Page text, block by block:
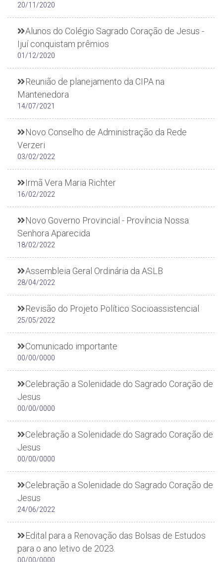
20/11/2020
Alunos do Colégio Sagrado Coração de Jesus -
Ijuí conquistam prêmios
01/12/2020
Reunião de planejamento da CIPA na
Mantenedora
14/07/2021
Novo Conselho de Administração da Rede
Verzeri
03/02/2022
Irmã Vera Maria Richter
16/02/2022
Novo Governo Provincial - Província Nossa
Senhora Aparecida
18/02/2022
Assembleia Geral Ordinária da ASLB
28/04/2022
Revisão do Projeto Político Socioassistencial
25/05/2022
Comunicado importante
00/00/0000
Celebração a Solenidade do Sagrado Coração de
Jesus
00/00/0000
Celebração a Solenidade do Sagrado Coração de
Jesus
00/00/0000
Celebração a Solenidade do Sagrado Coração de
Jesus
24/06/2022
Edital para a Renovação das Bolsas de Estudos
para o ano letivo de 2023.
00/00/0000